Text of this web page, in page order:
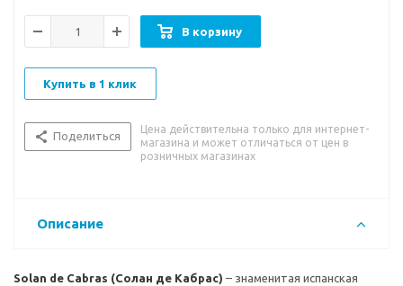
Вкусовые особенности:
приятный свежий и нейтральный
В корзину
Купить в 1 клик
Поделиться
Цена действительна только для интернет-
магазина и может отличаться от цен в
розничных магазинах
Описание
Solan de Cabras (Солан де Кабрас) – знаменитая испанская